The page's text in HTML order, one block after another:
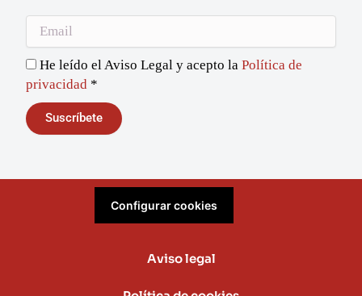
Email
He leído el Aviso Legal y acepto laPolítica de
privacidad *
Suscríbete
Configurar cookies
Aviso legal